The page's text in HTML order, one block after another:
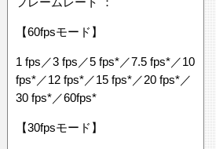
【60fpsモード】
1 fps／3 fps／5 fps*／7.5 fps*／10
fps*／12 fps*／15 fps*／20 fps*／
30 fps*／60fps*
【30fpsモード】